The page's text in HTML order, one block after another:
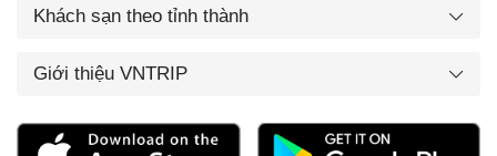
Khách sạn theo tỉnh thành
Giới thiệu VNTRIP